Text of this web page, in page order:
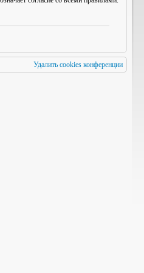
Удалить cookies конференции